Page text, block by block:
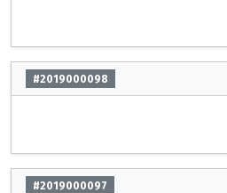
#2019000098
#2019000097